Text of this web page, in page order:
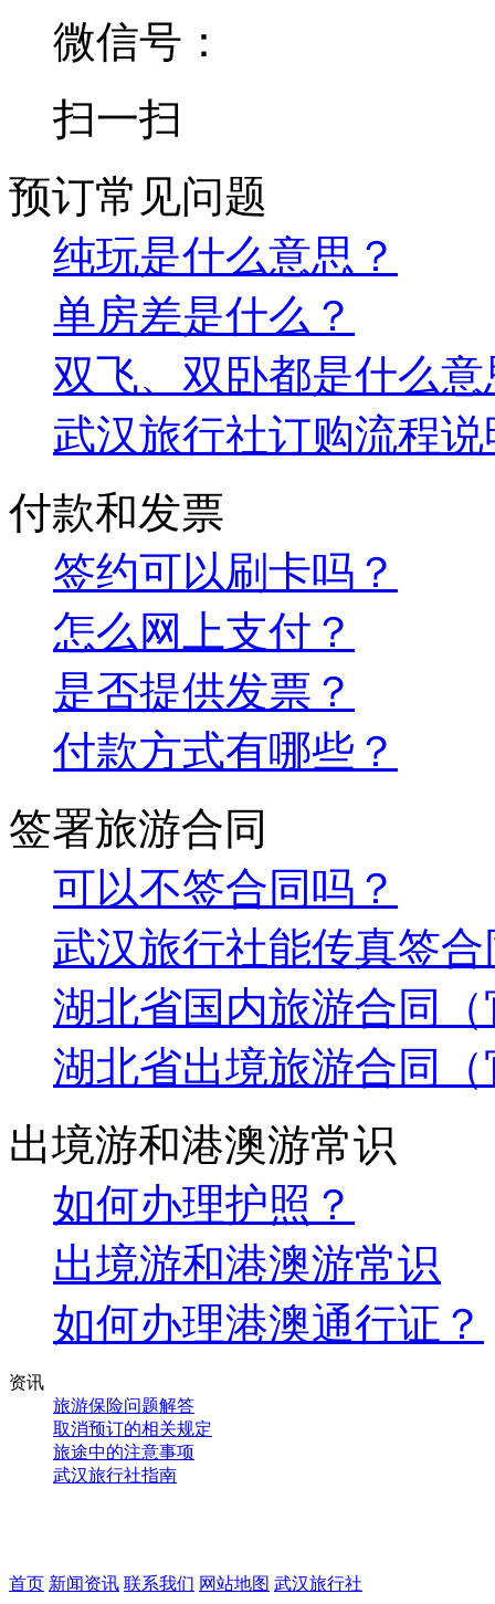
微信号：
扫一扫
预订常见问题
纯玩是什么意思？
单房差是什么？
双飞、双卧都是什么意
武汉旅行社订购流程说
付款和发票
签约可以刷卡吗？
怎么网上支付？
是否提供发票？
付款方式有哪些？
签署旅游合同
可以不签合同吗？
武汉旅行社能传真签合
湖北省国内旅游合同（
湖北省出境旅游合同（
出境游和港澳游常识
如何办理护照？
出境游和港澳游常识
如何办理港澳通行证？
资讯
旅游保险问题解答
取消预订的相关规定
旅途中的注意事项
武汉旅行社指南
首页 新闻资讯 联系我们 网站地图 武汉旅行社